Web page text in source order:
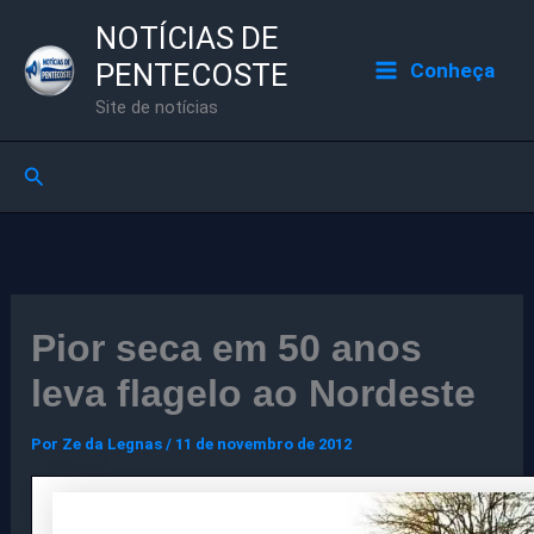
para
NOTÍCIAS DE
PENTECOSTE
Site de notícias
Conheça
Pesquisar
Pior seca em 50 anos
leva flagelo ao Nordeste
Por Ze da Legnas/ 11 de novembro de 2012